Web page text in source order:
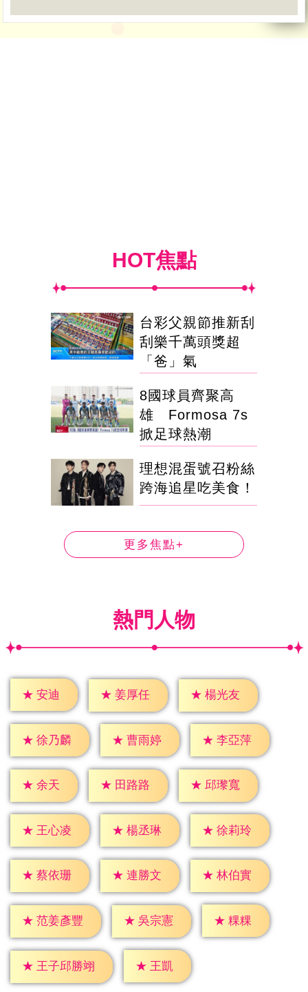
HOT焦點
台彩父親節推新刮
刮樂千萬頭獎超
「爸」氣
8國球員齊聚高
雄 Formosa 7s
掀足球熱潮
理想混蛋號召粉絲
跨海追星吃美食！
更多焦點+
熱門人物
★ 安迪 ★ 姜厚任 ★ 楊光友
★ 徐乃麟 ★ 曹雨婷 ★ 李亞萍
★ 余天 ★ 田路路 ★ 邱瓈寬
★ 王心凌 ★ 楊丞琳 ★ 徐莉玲
★ 蔡依珊 ★ 連勝文 ★ 林伯實
★ 范姜彥豐 ★ 吳宗憲 ★ 粿粿
★ 王子邱勝翊 ★ 王凱